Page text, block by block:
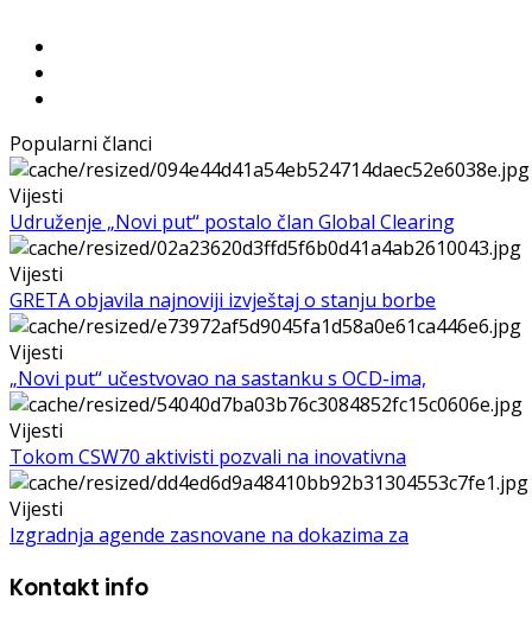
Popularni članci
Vijesti
Udruženje „Novi put“ postalo član Global Clearing
Vijesti
GRETA objavila najnoviji izvještaj o stanju borbe
Vijesti
„Novi put“ učestvovao na sastanku s OCD-ima,
Vijesti
Tokom CSW70 aktivisti pozvali na inovativna
Vijesti
Izgradnja agende zasnovane na dokazima za
Kontakt info